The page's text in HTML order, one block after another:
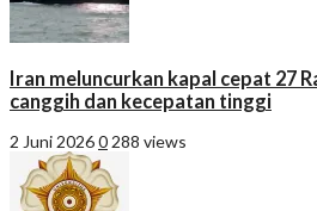
Iran meluncurkan kapal cepat 27
canggih dan kecepatan tinggi
2 Juni 20260 288 views